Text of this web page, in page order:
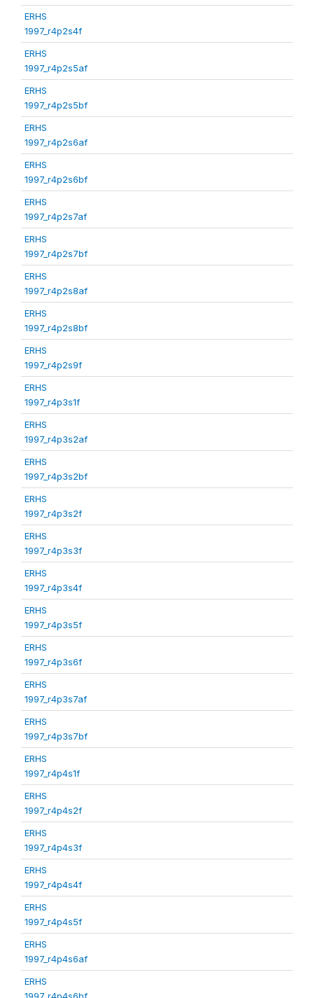
ERHS
1997_r4p2s4f
ERHS
1997_r4p2s5af
ERHS
1997_r4p2s5bf
ERHS
1997_r4p2s6af
ERHS
1997_r4p2s6bf
ERHS
1997_r4p2s7af
ERHS
1997_r4p2s7bf
ERHS
1997_r4p2s8af
ERHS
1997_r4p2s8bf
ERHS
1997_r4p2s9f
ERHS
1997_r4p3s1f
ERHS
1997_r4p3s2af
ERHS
1997_r4p3s2bf
ERHS
1997_r4p3s2f
ERHS
1997_r4p3s3f
ERHS
1997_r4p3s4f
ERHS
1997_r4p3s5f
ERHS
1997_r4p3s6f
ERHS
1997_r4p3s7af
ERHS
1997_r4p3s7bf
ERHS
1997_r4p4s1f
ERHS
1997_r4p4s2f
ERHS
1997_r4p4s3f
ERHS
1997_r4p4s4f
ERHS
1997_r4p4s5f
ERHS
1997_r4p4s6af
ERHS
1997_r4p4s6bf